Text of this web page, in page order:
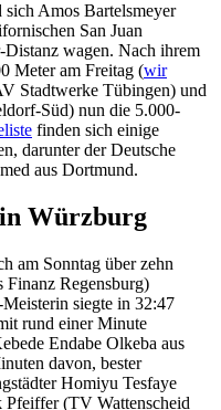
Amos Bartelsmeyer
San Juan
wagen. Nach ihrem
Meter am Freitag (wir
Stadtwerke Tübingen) und
Süd) nun die 5.000-
finden sich einige
darunter der Deutsche
aus Dortmund.
Würzburg
am Sonntag über zehn
Regensburg)
siegte in 32:47
rund einer Minute
Endabe Olkeba aus
davon, bester
Homiyu Tesfaye
(TV Wattenscheid